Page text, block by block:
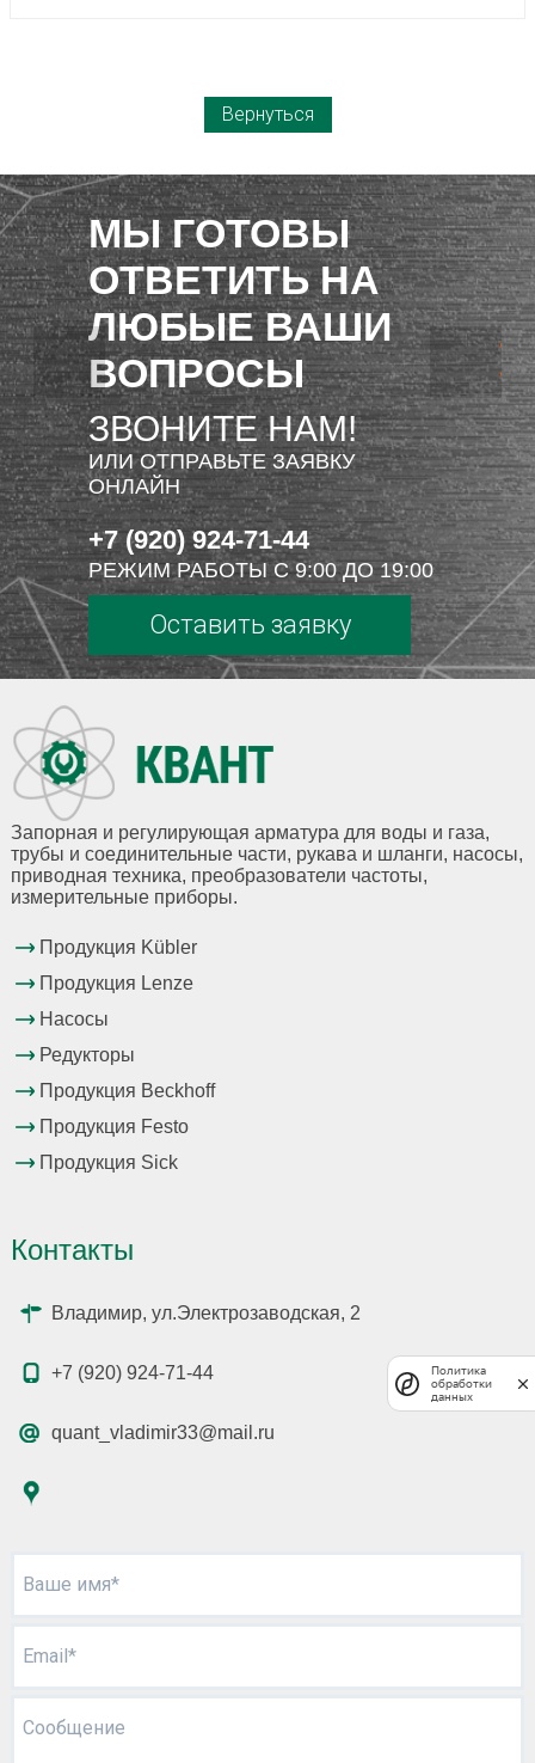
Вернуться
МЫ ГОТОВЫ
ОТВЕТИТЬ НА
ЛЮБЫЕ ВАШИ
ВОПРОСЫ
ЗВОНИТЕ НАМ!
ИЛИ ОТПРАВЬТЕ ЗАЯВКУ
ОНЛАЙН
+7 (920) 924-71-44
РЕЖИМ РАБОТЫ С 9:00 ДО 19:00
Оставить заявку
Запорная и регулирующая арматура для воды и газа,
трубы и соединительные части, рукава и шланги, насосы,
приводная техника, преобразователи частоты,
измерительные приборы.
Продукция Kübler
Продукция Lenze
Насосы
Редукторы
Продукция Beckhoff
Продукция Festo
Продукция Sick
Контакты
Владимир, ул.Электрозаводская, 2
+7 (920) 924-71-44
quant_vladimir33@mail.ru
Ваше имя*
Email*
Сообщение
Политика
обработки
данных